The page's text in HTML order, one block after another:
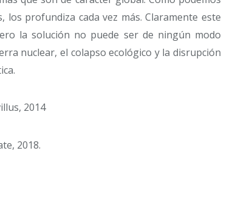
profundiza cada vez más. Claramente este
la solución no puede ser de ningún modo
nuclear, el colapso ecológico y la disrupción
2014
2018.